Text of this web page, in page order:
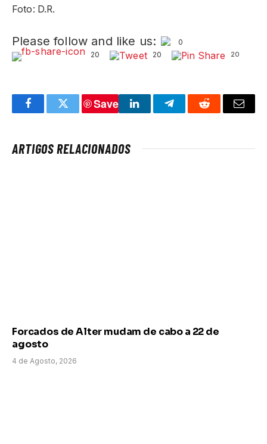
Foto: D.R.
Please follow and like us:
0
20
20 20
FacebookTwitter
Save
LinkedInTelegramReddit Email
ARTIGOS RELACIONADOS
Forcados de Alter mudam de cabo a 22 de
agosto
4 de Agosto, 2026